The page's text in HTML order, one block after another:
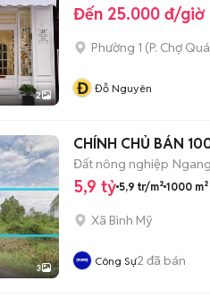
2
Đến 25.000 đ/giờ
Phường 1 (P. Chợ
Đ Đỗ Nguyên
3
CHÍNH CHỦ BÁN
Đất nông nghiệp
5,9 tỷ 5,9 tr/m² 1000 m²
Xã Bình Mỹ
Công Sự2 đã bán